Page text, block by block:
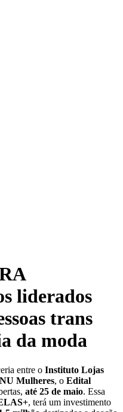
liderados
trans
da moda
entre o Instituto Lojas
Mulheres, o Edital
até 25 de maio. Essa
, terá um investimento